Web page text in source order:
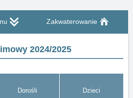
Zakwaterowanie
2024/2025
Dorośli Dzieci